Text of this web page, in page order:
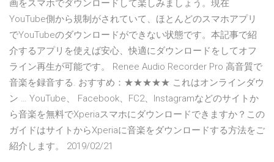
画をスマホでダウンロードして楽しみましょう。現在
YouTube側から規制がされていて、ほとんどのスマホアプリ
でYouTubeのダウンロードができない状態です。本記事で紹
介するアプリを使えば安心、快適にダウンロードをしてオフ
ライン再生が可能です。 Renee Audio Recorder Pro 高音質で
音楽を録音する. おすすめ：★★★★★ これはオンラインダウ
ン … YouTube、 Facebook、FC2、Instagramなどのサイトか
ら音楽を無料でXperiaスマホにダウンロードできますか？この
ガイドはサイトからXperiaに音楽をダウンロードする方法をご
紹介します。 2019/02/21